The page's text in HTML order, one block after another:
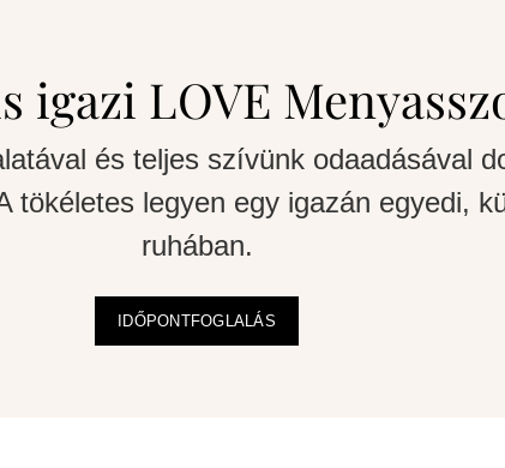
igazi LOVE
és teljes szívünk odaadásával
tökéletes legyen egy igazán egyedi,
ruhában.
IDŐPONTFOGLALÁS